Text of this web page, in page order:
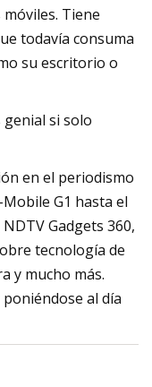
Tiene
todavía consuma
su escritorio o
si solo
en el periodismo
G1 hasta el
Gadgets 360,
tecnología de
y mucho más.
al día